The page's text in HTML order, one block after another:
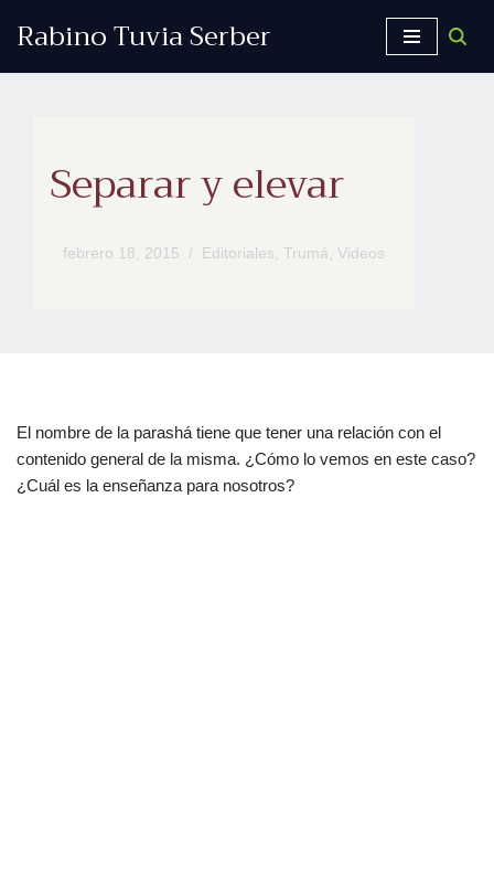
Rabino Tuvia Serber
Separar y elevar
febrero 18, 2015 Editoriales, Trumá, Videos
El nombre de la parashá tiene que tener una relación con el
contenido general de la misma. ¿Cómo lo vemos en este caso?
¿Cuál es la enseñanza para nosotros?